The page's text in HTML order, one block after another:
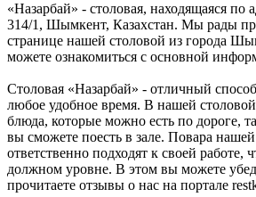
«Назарбай» - столовая, находящаяся по
314/1, Шымкент, Казахстан. Мы рады
странице нашей столовой из города
можете ознакомиться с основной
Столовая «Назарбай» - отличный
любое удобное время. В нашей
блюда, которые можно есть по дороге,
вы сможете поесть в зале. Повара
ответственно подходят к своей работе,
должном уровне. В этом вы можете
прочитаете отзывы о нас на портале